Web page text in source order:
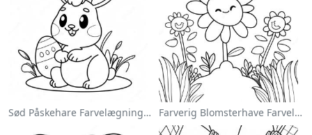
Sød Påskehare Farvelægningsside Farverig Blomsterhave Farvelægningsside